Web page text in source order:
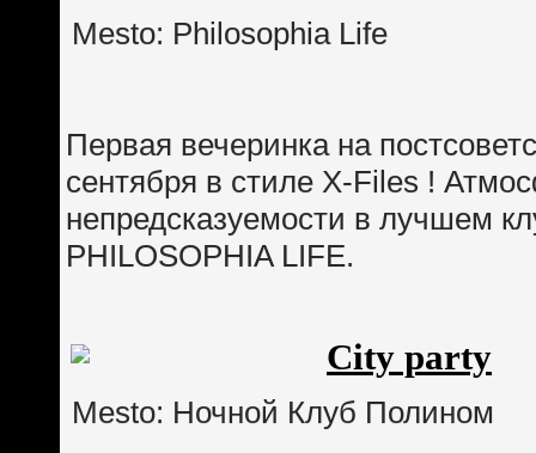
Mesto: Philosophia Life
Первая вечеринка на
сентября в стиле X-Files !
непредсказуемости в лучшем
PHILOSOPHIA LIFE.
City party
Mesto: Ночной Клуб Полином